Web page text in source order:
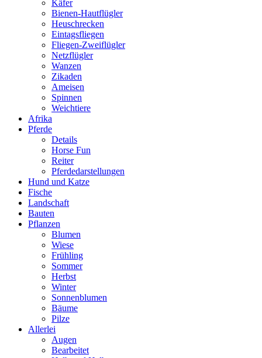
Käfer
Bienen-Hautflügler
Heuschrecken
Eintagsfliegen
Fliegen-Zweiflügler
Netzflügler
Wanzen
Zikaden
Ameisen
Spinnen
Weichtiere
Afrika
Pferde
Details
Horse Fun
Reiter
Pferdedarstellungen
Hund und Katze
Fische
Landschaft
Bauten
Pflanzen
Blumen
Wiese
Frühling
Sommer
Herbst
Winter
Sonnenblumen
Bäume
Pilze
Allerlei
Augen
Bearbeitet